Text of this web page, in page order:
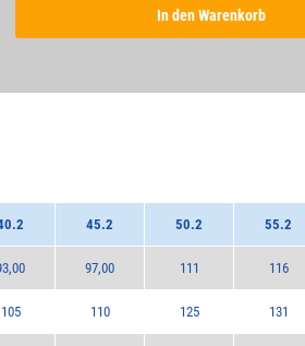
In den Warenkorb
45.2 50.2 55.2
97,00 111 116
105 110 125 131